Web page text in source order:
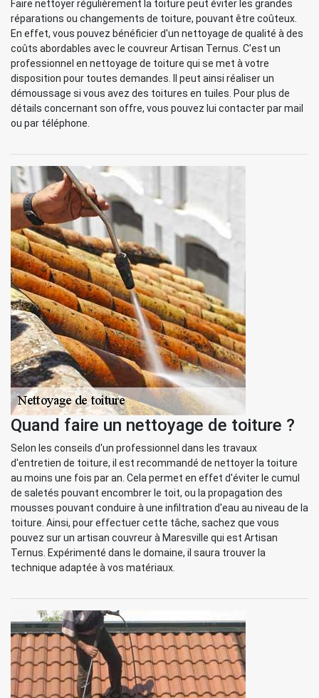
Faire nettoyer régulièrement la toiture peut éviter les grandes
réparations ou changements de toiture, pouvant être coûteux.
En effet, vous pouvez bénéficier d'un nettoyage de qualité à des
coûts abordables avec le couvreur Artisan Ternus. C'est un
professionnel en nettoyage de toiture qui se met à votre
disposition pour toutes demandes. Il peut ainsi réaliser un
démoussage si vous avez des toitures en tuiles. Pour plus de
détails concernant son offre, vous pouvez lui contacter par mail
ou par téléphone.
Quand faire un nettoyage de toiture ?
Selon les conseils d'un professionnel dans les travaux
d'entretien de toiture, il est recommandé de nettoyer la toiture
au moins une fois par an. Cela permet en effet d'éviter le cumul
de saletés pouvant encombrer le toit, ou la propagation des
mousses pouvant conduire à une infiltration d'eau au niveau de la
toiture. Ainsi, pour effectuer cette tâche, sachez que vous
pouvez sur un artisan couvreur à Maresville qui est Artisan
Ternus. Expérimenté dans le domaine, il saura trouver la
technique adaptée à vos matériaux.